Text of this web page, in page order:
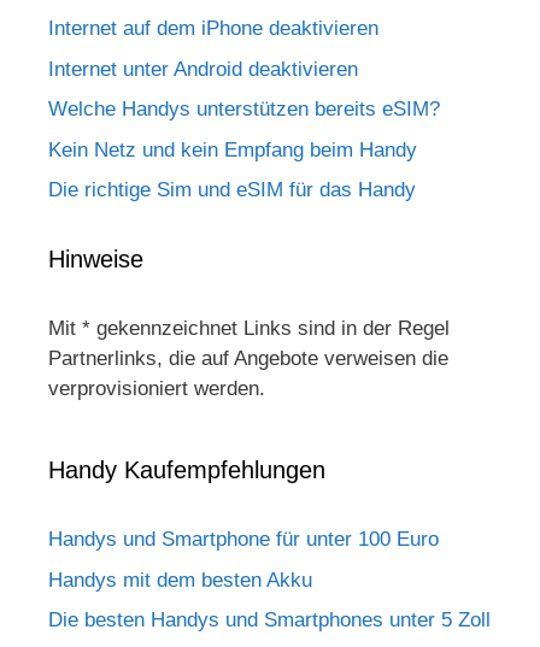
Internet auf dem iPhone deaktivieren
Internet unter Android deaktivieren
Welche Handys unterstützen bereits eSIM?
Kein Netz und kein Empfang beim Handy
Die richtige Sim und eSIM für das Handy
Hinweise
Mit * gekennzeichnet Links sind in der Regel
Partnerlinks, die auf Angebote verweisen die
verprovisioniert werden.
Handy Kaufempfehlungen
Handys und Smartphone für unter 100 Euro
Handys mit dem besten Akku
Die besten Handys und Smartphones unter 5 Zoll